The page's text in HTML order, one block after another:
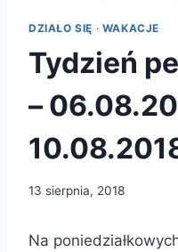
DZIAŁO SIĘ · WAKACJE
Tydzień
–
13 sierpnia, 2018
Na